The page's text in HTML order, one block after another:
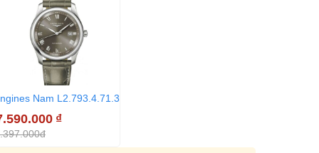
Nam L2.793.4.71.3
₫